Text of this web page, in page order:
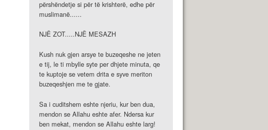
përshëndetje si për të krishterë, edhe për
muslimanë......
NJË ZOT.....NJË MESAZH
Kush nuk gjen arsye te buzeqeshe ne jeten
e tij, le ti mbylle syte per dhjete minuta, qe
te kuptoje se vetem drita e syve meriton
buzeqeshjen me te gjate.
Sa i cuditshem eshte njeriu, kur ben dua,
mendon se Allahu eshte afer. Ndersa kur
ben mekat, mendon se Allahu eshte larg!